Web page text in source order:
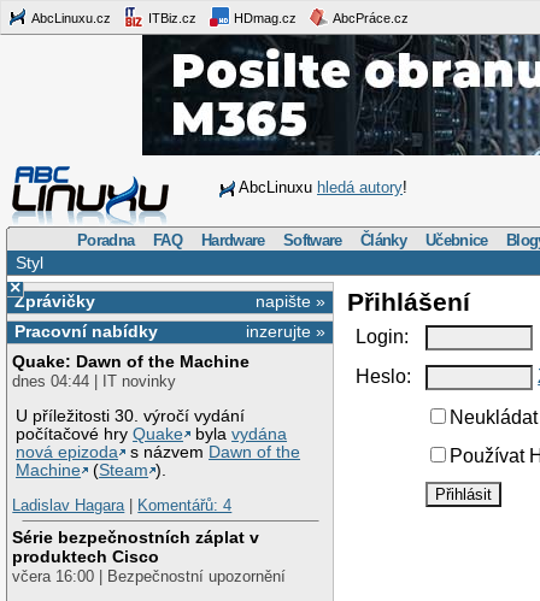
AbcLinuxu.cz ITBiz.cz HDmag.cz AbcPráce.cz
AbcLinuxu hledá autory!
Poradna FAQ Hardware Software Články Učebnice
Styl
×
napište »
Zprávičky
inzerujte »
Pracovní nabídky
Quake: Dawn of the Machine
dnes 04:44 | IT novinky
U příležitosti 30. výročí vydání
počítačové hryQuake bylavydána
nová epizoda
s názvem Dawn of the
Machine
(Steam ).
Ladislav Hagara| Komentářů: 4
Série bezpečnostních záplat v
produktech Cisco
včera 16:00 | Bezpečnostní upozornění
Přihlášení
Login:
Heslo:
Používat